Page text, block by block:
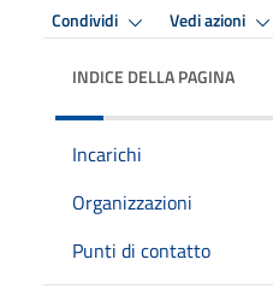
Condividi Vedi azioni
INDICE DELLA PAGINA
Incarichi
Organizzazioni
Punti di contatto